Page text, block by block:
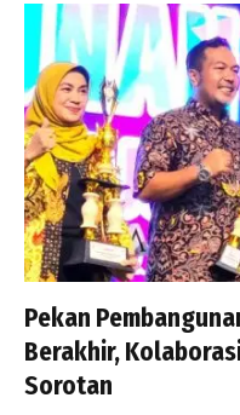
Pekan
Berakhir,
Sorotan